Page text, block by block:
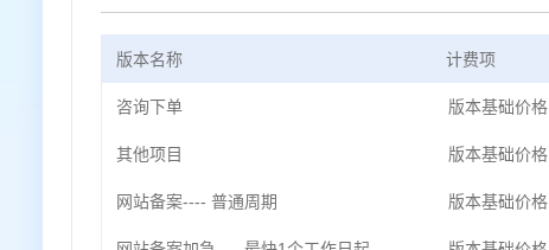
版本名称 计费项
咨询下单 版本基础价格
其他项目 版本基础价格
网站备案---- 普通周期 版本基础价格